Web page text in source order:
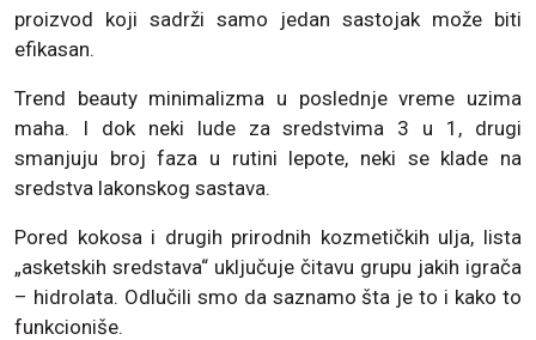
proizvod koji sadrži samo jedan sastojak može biti
efikasan.
Trend beauty minimalizma u poslednje vreme uzima
maha. I dok neki lude za sredstvima 3 u 1, drugi
smanjuju broj faza u rutini lepote, neki se klade na
sredstva lakonskog sastava.
Pored kokosa i drugih prirodnih kozmetičkih ulja, lista
„asketskih sredstava“ uključuje čitavu grupu jakih igrača
– hidrolata. Odlučili smo da saznamo šta je to i kako to
funkcioniše.